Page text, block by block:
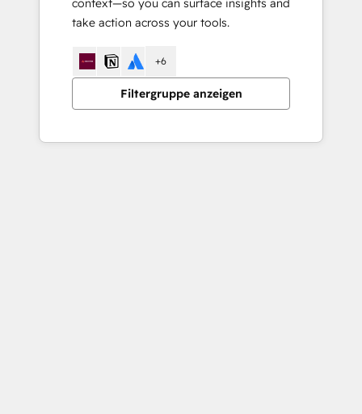
context—so you can surface insights and
take action across your tools.
Filtergruppe anzeigen
+6